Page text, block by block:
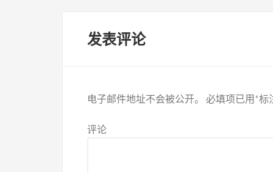
发表评论
电子邮件地址不会被公开。 必填项已用*标
评论